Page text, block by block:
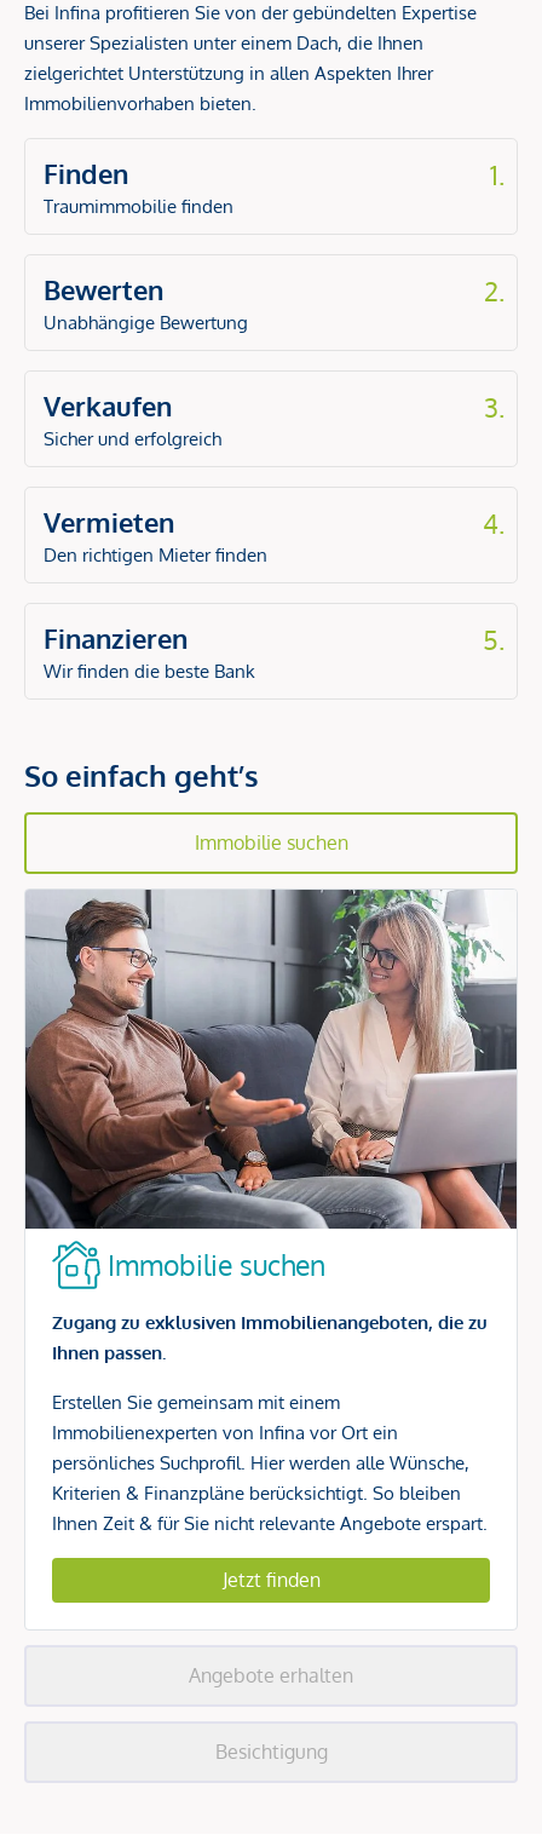
Bei Infina profitieren Sie von der gebündelten Expertise
unserer Spezialisten unter einem Dach, die Ihnen
zielgerichtet Unterstützung in allen Aspekten Ihrer
Immobilienvorhaben bieten.
Finden
Traumimmobilie finden
1.
Bewerten
Unabhängige Bewertung
2.
Verkaufen
Sicher und erfolgreich
3.
Vermieten
Den richtigen Mieter finden
4.
Finanzieren
Wir finden die beste Bank
5.
So einfach geht’s
Immobilie suchen
Immobilie suchen
Zugang zu exklusiven Immobilienangeboten, die zu
Ihnen passen.
Erstellen Sie gemeinsam mit einem
Immobilienexperten von Infina vor Ort ein
persönliches Suchprofil. Hier werden alle Wünsche,
Kriterien & Finanzpläne berücksichtigt. So bleiben
Ihnen Zeit & für Sie nicht relevante Angebote erspart.
Jetzt finden
Angebote erhalten
Besichtigung